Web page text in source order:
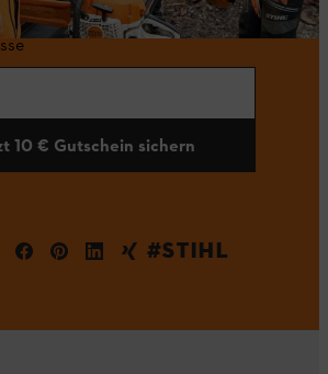
10 € Gutschein sichern
#STIHL